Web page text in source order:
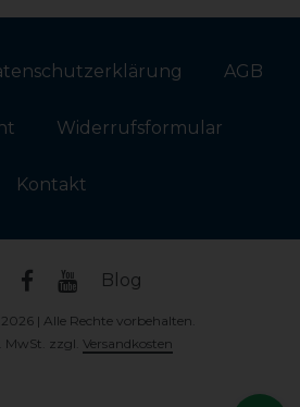
AGB
Widerrufs­formular
Kontakt
Blog
| Alle Rechte vorbehalten.
MwSt. zzgl. Versandkosten